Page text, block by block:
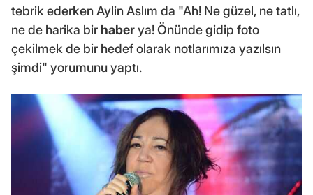
tebrik ederken Aylin Aslım da "Ah! Ne güzel, ne tatlı,
ne de harika bir haberya! Önünde gidip foto
çekilmek de bir hedef olarak notlarımıza yazılsın
şimdi" yorumunu yaptı.